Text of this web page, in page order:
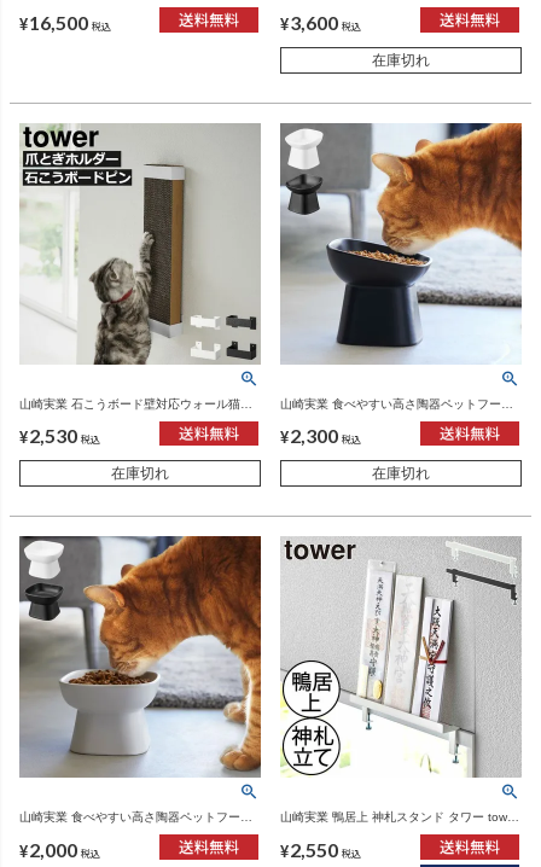
tower | インテリア雑貨・タワーシリーズ
¥16,500 税込
ワー tower | インテリア雑貨・タワーシリー
ズ
¥3,600 税込
在庫切れ
山崎実業 石こうボード壁対応ウォール猫用
貨・タワーシリーズ
¥2,530 税込
在庫切れ
山崎実業 食べやすい高さ陶器ペットフード
ア雑貨・タワーシリーズ
¥2,300 税込
在庫切れ
山崎実業 食べやすい高さ陶器ペットフード
ボウル タワー tower | インテリア雑貨・タワ
ーシリーズ
¥2,000 税込
山崎実業 鴨居上 神札スタンド タワー tower
| インテリア雑貨・タワーシリーズ
¥2,550 税込